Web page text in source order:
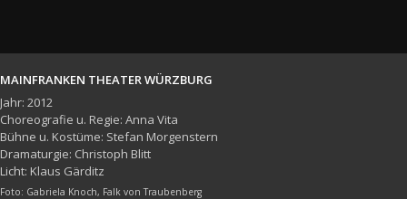
MAINFRANKEN THEATER WÜRZBURG
Jahr: 2012
Choreografie u. Regie: Anna Vita
Bühne u. Kostüme: Stefan Morgenstern
Dramaturgie: Christoph Blitt
Licht: Klaus Gärditz
Foto: Gabriela Knoch, Falk von Traubenberg